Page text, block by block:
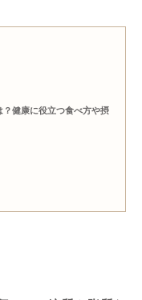
健康に役立つ食べ方や摂